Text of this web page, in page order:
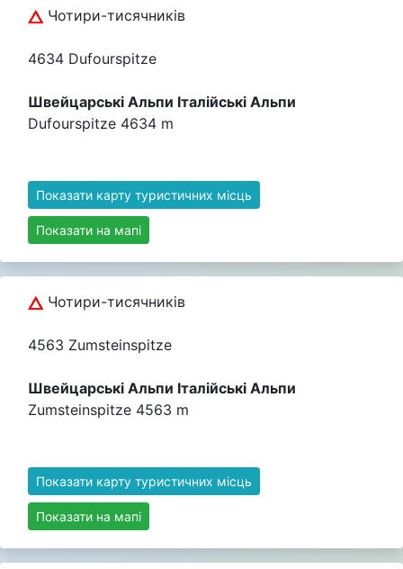
Чотири-тисячників
4634 Dufourspitze
Швейцарські Альпи Італійські Альпи
Dufourspitze 4634 m
Показати карту туристичних місць
Показати на мапі
Чотири-тисячників
4563 Zumsteinspitze
Швейцарські Альпи Італійські Альпи
Zumsteinspitze 4563 m
Показати карту туристичних місць
Показати на мапі